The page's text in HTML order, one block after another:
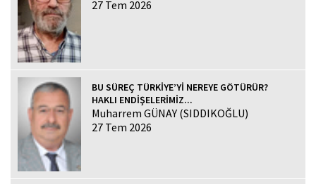
27 Tem 2026
BU SÜREÇ TÜRKİYE’Yİ NEREYE GÖTÜRÜR?
HAKLI ENDİŞELERİMİZ...
Muharrem GÜNAY (SIDDIKOĞLU)
27 Tem 2026